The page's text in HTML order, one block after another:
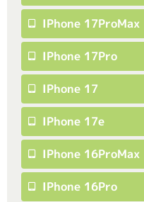
IPhone 17ProMax
IPhone 17Pro
IPhone 17
IPhone 17e
IPhone 16ProMax
IPhone 16Pro